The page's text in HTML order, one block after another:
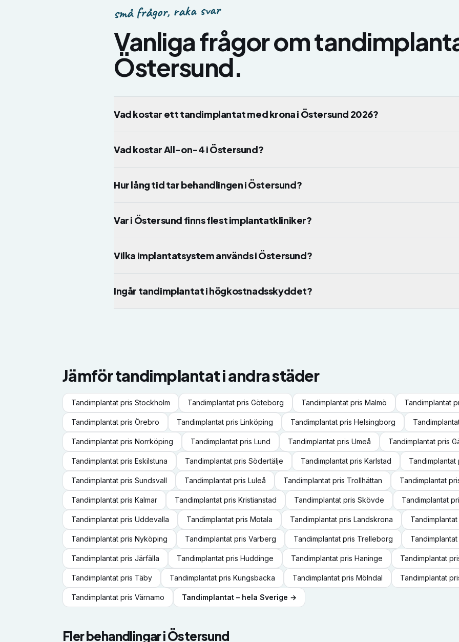
små frågor, raka svar
Vanliga frågor om
Östersund.
Vad kostar ett tandimplantat med krona i Östersund 2026?
Vad kostar All-on-4 i Östersund?
Hur lång tid tar behandlingen i Östersund?
Var i Östersund finns flest implantatkliniker?
Vilka implantatsystem används i Östersund?
Ingår tandimplantat i högkostnadsskyddet?
Jämförtandimplantati andra städer
Tandimplantat pris Stockholm Tandimplantat pris Göteborg Tandimplantat pris Malmö Tandimplantat
Tandimplantat pris Örebro Tandimplantat pris Linköping Tandimplantat pris Helsingborg
Tandimplantat pris Norrköping Tandimplantat pris Lund Tandimplantat pris Umeå Tandimplantat pris
Tandimplantat pris Eskilstuna Tandimplantat pris Södertälje Tandimplantat pris Karlstad Tandimplantat
Tandimplantat pris Sundsvall Tandimplantat pris Luleå Tandimplantat pris Trollhättan Tandimplantat
Tandimplantat pris Kalmar Tandimplantat pris Kristianstad Tandimplantat pris Skövde Tandimplantat
Tandimplantat pris Uddevalla Tandimplantat pris Motala Tandimplantat pris Landskrona Tandimplantat
Tandimplantat pris Nyköping Tandimplantat pris Varberg Tandimplantat pris Trelleborg Tandimplantat
Tandimplantat pris Järfälla Tandimplantat pris Huddinge Tandimplantat pris Haninge Tandimplantat
Tandimplantat pris Täby Tandimplantat pris Kungsbacka Tandimplantat pris Mölndal Tandimplantat
Tandimplantat pris Värnamo Tandimplantat – hela Sverige →
Fler behandlingar iÖstersund